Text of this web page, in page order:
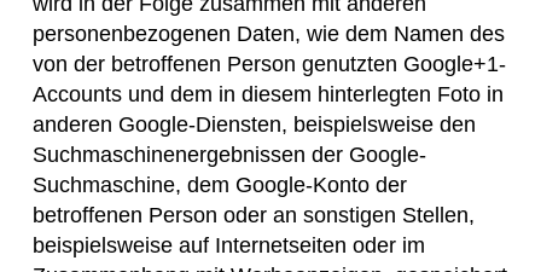
personenbezogenen Daten, wie dem Namen des
von der betroffenen Person genutzten Google+1-
Accounts und dem in diesem hinterlegten Foto in
anderen Google-Diensten, beispielsweise den
Suchmaschinenergebnissen der Google-
Suchmaschine, dem Google-Konto der
betroffenen Person oder an sonstigen Stellen,
beispielsweise auf Internetseiten oder im